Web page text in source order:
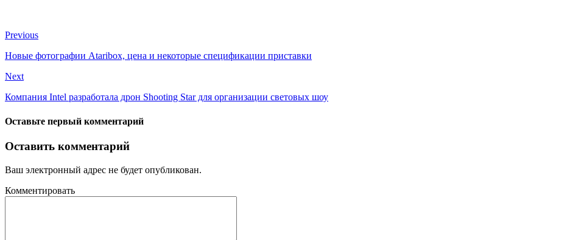
Previous
Новые фотографии Ataribox, цена и некоторые спецификации приставки
Next
Компания Intel разработала дрон Shooting Star для организации световых шоу
Оставьте первый комментарий
Оставить комментарий
Ваш электронный адрес не будет опубликован.
Комментировать